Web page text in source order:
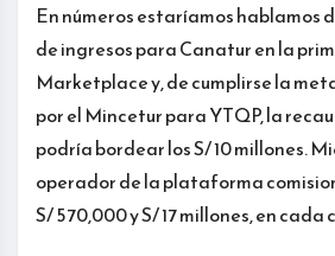
En números estaríamos hablamos
de ingresos para Canatur en la
Marketplace y, de cumplirse la
por el Mincetur para YTQP, la
podría bordear los S/ 10 millones.
operador de la plataforma
S/ 570,000 y S/ 17 millones, en cada